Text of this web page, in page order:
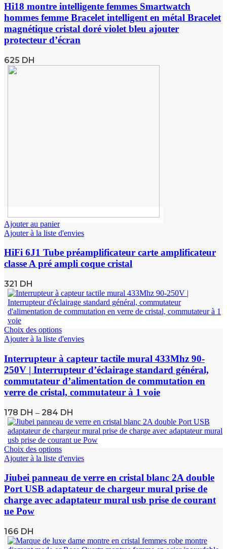
Hi18 montre intelligente femmes Smartwatch
hommes femme Bracelet intelligent en métal Bracelet
magnétique cristal doré violet bleu ajouter
protecteur d’écran
625 DH
Ajouter au panier
Ajouter à la liste d'envies
HiFi 6J1 Tube préamplificateur carte amplificateur
classe A pré ampli coque cristal
321 DH
Choix des options
Ajouter à la liste d'envies
Interrupteur à capteur tactile mural 433Mhz 90-
250V | Interrupteur d’éclairage standard général,
commutateur d’alimentation de commutation en
verre de cristal, commutateur à 1 voie
178 DH – 284 DH
Choix des options
Ajouter à la liste d'envies
Jiubei panneau de verre en cristal blanc 2A double
Port USB adaptateur de chargeur mural prise de
charge avec adaptateur mural usb prise de courant
ue Pow
166 DH